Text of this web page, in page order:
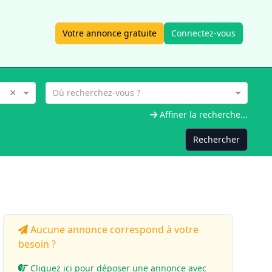
Votre annonce gratuite Connectez-vous
×
Où recherchez-vous ?
Affiner la recherche...
Rechercher
Aucune annonce correspond à votre
besoin ?
Cliquez ici pour déposer une annonce avec